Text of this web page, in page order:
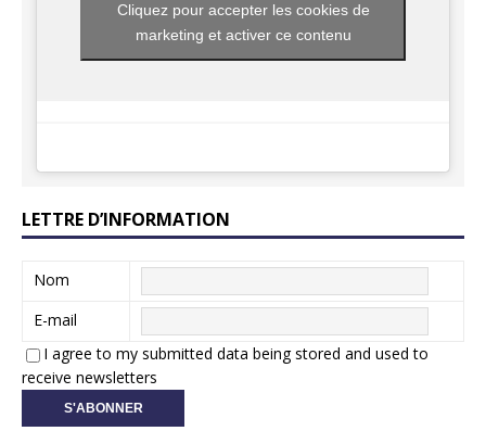
Cliquez pour accepter les cookies de
marketing et activer ce contenu
LETTRE D’INFORMATION
Nom
E-mail
I agree to my submitted data being stored and used to
receive newsletters